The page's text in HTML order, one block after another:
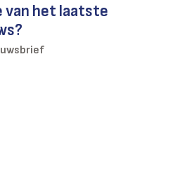
van het laatste